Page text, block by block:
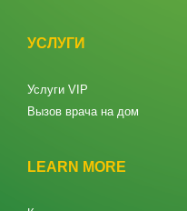
УСЛУГИ
Услуги VIP
Вызов врача на дом
LEARN MORE